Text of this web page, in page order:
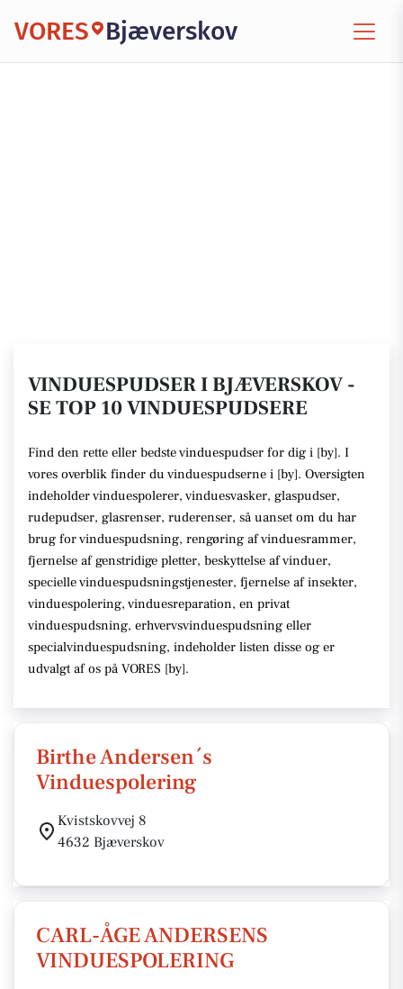
VORES Bjæverskov
VINDUESPUDSER I BJÆVERSKOV -
SE TOP 10 VINDUESPUDSERE
Find den rette eller bedste vinduespudser for dig i [by]. I
vores overblik finder du vinduespudserne i [by]. Oversigten
indeholder vinduespolerer, vinduesvasker, glaspudser,
rudepudser, glasrenser, ruderenser, så uanset om du har
brug for vinduespudsning, rengøring af vinduesrammer,
fjernelse af genstridige pletter, beskyttelse af vinduer,
specielle vinduespudsningstjenester, fjernelse af insekter,
vinduespolering, vinduesreparation, en privat
vinduespudsning, erhvervsvinduespudsning eller
specialvinduespudsning, indeholder listen disse og er
udvalgt af os på VORES [by].
Birthe Andersen´s
Vinduespolering
Kvistskovvej 8
4632 Bjæverskov
CARL-ÅGE ANDERSENS
VINDUESPOLERING